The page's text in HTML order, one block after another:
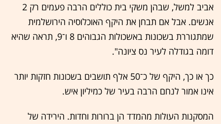
אביב למשל, שבהן משקי בית כוללים הרבה פעמים רק 2
אנשים. אבל אם תבחן את היקף האוכלוסיה הירושלמית
שמתגוררת בשכונות באשכולות הגבוהים 8 ו־9, תראה שהיא
דומה בגודלה לעיר נס ציונה".
כך או כך, היקף של כ־50 אלף תושבים בשכונות חזקות יותר
אינו אמור לנחם הרבה בעיר של כמיליון איש.
המסקנות העולות מהמדד הן ברורות וחדות. הירידה של